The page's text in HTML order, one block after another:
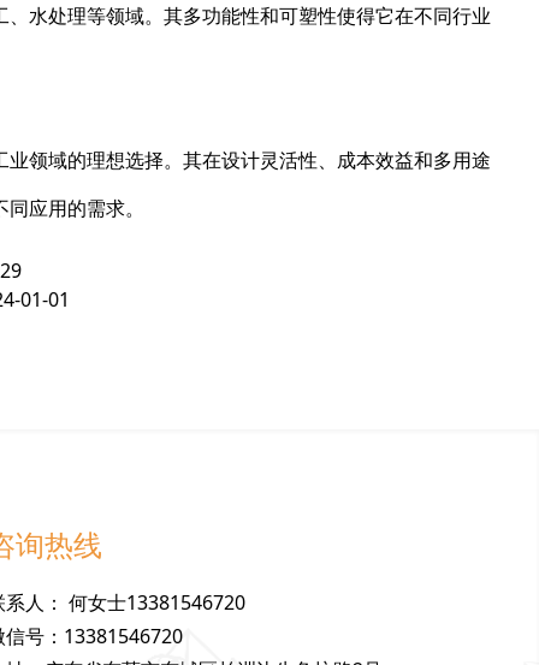
水处理等领域。其多功能性和可塑性使得它在不同行业
领域的理想选择。其在设计灵活性、成本效益和多用途
应用的需求。
01-01
询热线
系人 ：何女士13381546720
信号 ： 13381546720